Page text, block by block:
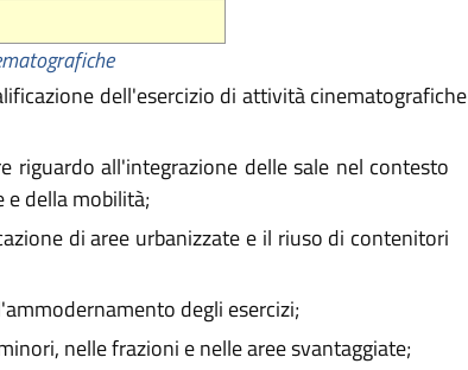
dell'esercizio di attività cinematografiche
riguardo all'integrazione delle sale nel contesto
della mobilità;
di aree urbanizzate e il riuso di contenitori
degli esercizi;
nelle frazioni e nelle aree svantaggiate;